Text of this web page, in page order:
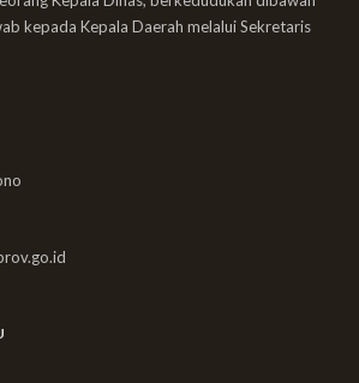
kepada Kepala Daerah melalui Sekretaris